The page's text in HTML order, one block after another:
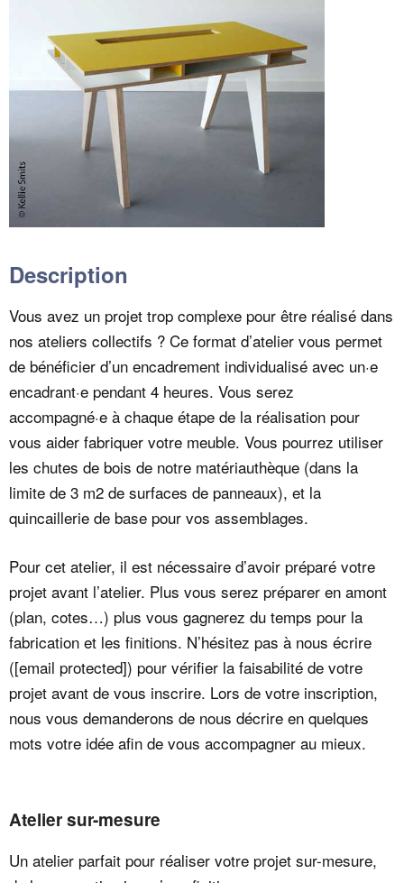
Description
Vous avez un projet trop complexe pour être réalisé dans
nos ateliers collectifs ? Ce format d’atelier vous permet
de bénéficier d’un encadrement individualisé avec un·e
encadrant·e pendant 4 heures. Vous serez
accompagné·e à chaque étape de la réalisation pour
vous aider fabriquer votre meuble. Vous pourrez utiliser
les chutes de bois de notre matériauthèque (dans la
limite de 3 m2 de surfaces de panneaux), et la
quincaillerie de base pour vos assemblages.
Pour cet atelier, il est nécessaire d’avoir préparé votre
projet avant l’atelier. Plus vous serez préparer en amont
(plan, cotes…) plus vous gagnerez du temps pour la
fabrication et les finitions. N’hésitez pas à nous écrire
([email protected]) pour vérifier la faisabilité de votre
projet avant de vous inscrire. Lors de votre inscription,
nous vous demanderons de nous décrire en quelques
mots votre idée afin de vous accompagner au mieux.
Atelier sur-mesure
Un atelier parfait pour réaliser votre projet sur-mesure,